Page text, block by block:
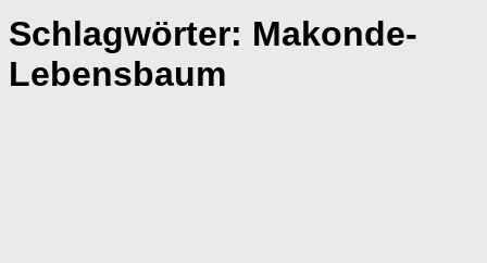
Schlagwörter: Makonde-
Lebensbaum